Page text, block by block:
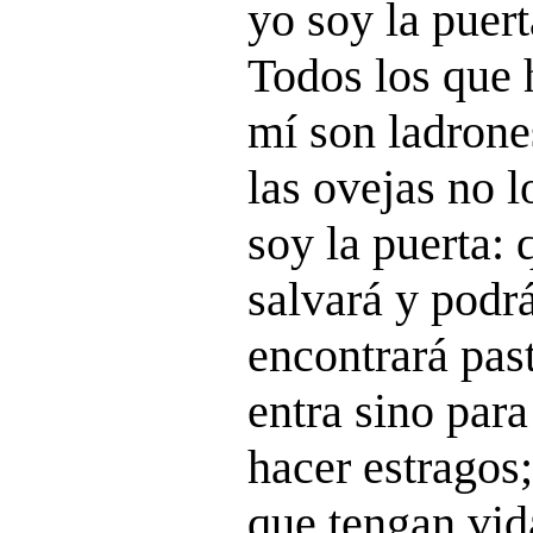
yo soy la
Todos los que
mí son
las ovejas no
soy la puerta:
salvará y
encontrará
entra sino
hacer